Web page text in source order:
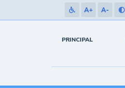
A+ A-
PRINCIPAL